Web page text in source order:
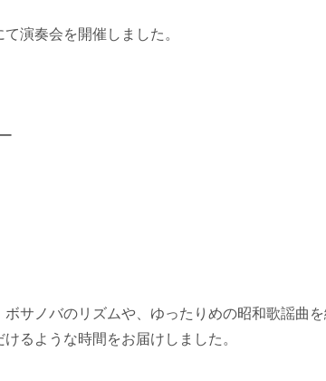
演奏会を開催しました。
サノバのリズムや、ゆったりめの昭和歌謡曲
るような時間をお届けしました。